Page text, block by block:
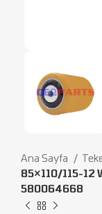
Ana Sayfa
85×110/115-12
580064668